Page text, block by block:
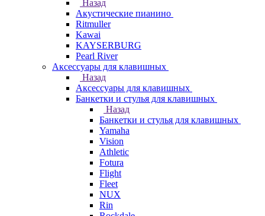
Назад
Акустические пианино
Ritmuller
Kawai
KAYSERBURG
Pearl River
Аксессуары для клавишных
Назад
Аксессуары для клавишных
Банкетки и стулья для клавишных
Назад
Банкетки и стулья для клавишных
Yamaha
Vision
Athletic
Fotura
Flight
Fleet
NUX
Rin